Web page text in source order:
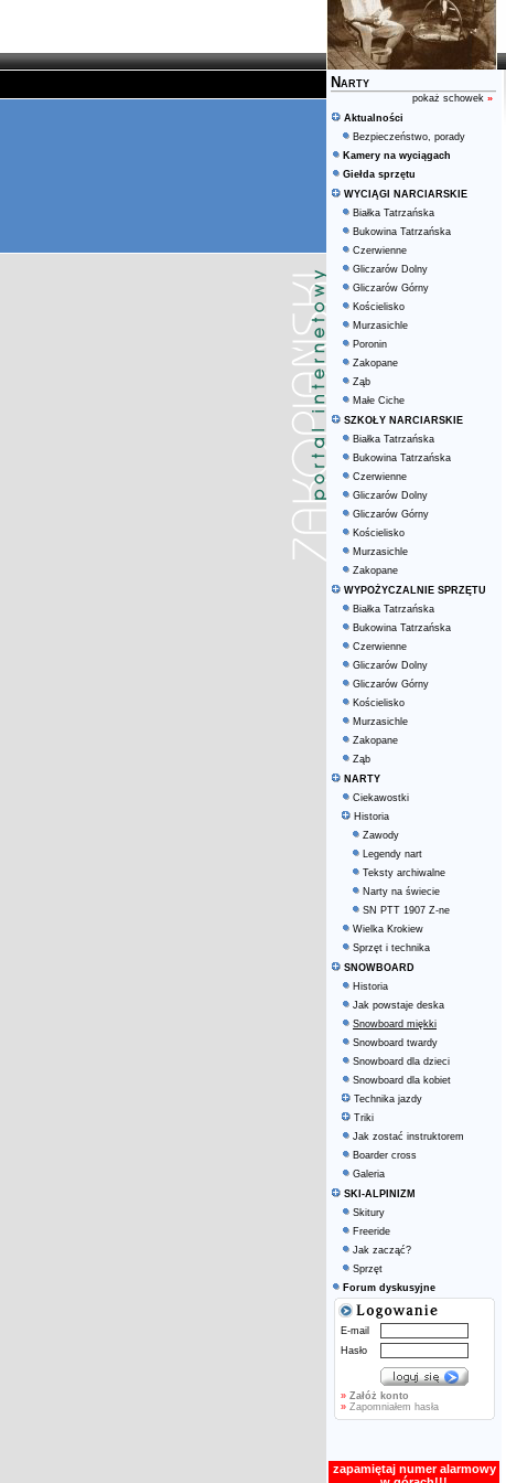
Narty
pokaż schowek »
Aktualności
Bezpieczeństwo, porady
Kamery na wyciągach
Giełda sprzętu
WYCIĄGI NARCIARSKIE
Białka Tatrzańska
Bukowina Tatrzańska
Czerwienne
Gliczarów Dolny
Gliczarów Górny
Kościelisko
Murzasichle
Poronin
Zakopane
Ząb
Małe Ciche
SZKOŁY NARCIARSKIE
Białka Tatrzańska
Bukowina Tatrzańska
Czerwienne
Gliczarów Dolny
Gliczarów Górny
Kościelisko
Murzasichle
Zakopane
WYPOŻYCZALNIE SPRZĘTU
Białka Tatrzańska
Bukowina Tatrzańska
Czerwienne
Gliczarów Dolny
Gliczarów Górny
Kościelisko
Murzasichle
Zakopane
Ząb
NARTY
Ciekawostki
Historia
Zawody
Legendy nart
Teksty archiwalne
Narty na świecie
SN PTT 1907 Z-ne
Wielka Krokiew
Sprzęt i technika
SNOWBOARD
Historia
Jak powstaje deska
Snowboard miękki
Snowboard twardy
Snowboard dla dzieci
Snowboard dla kobiet
Technika jazdy
Triki
Jak zostać instruktorem
Boarder cross
Galeria
SKI-ALPINIZM
Skitury
Freeride
Jak zacząć?
Sprzęt
Forum dyskusyjne
E-mail
Hasło
» Załóż konto
»Zapomniałem hasła
zapamiętaj numer alarmowy